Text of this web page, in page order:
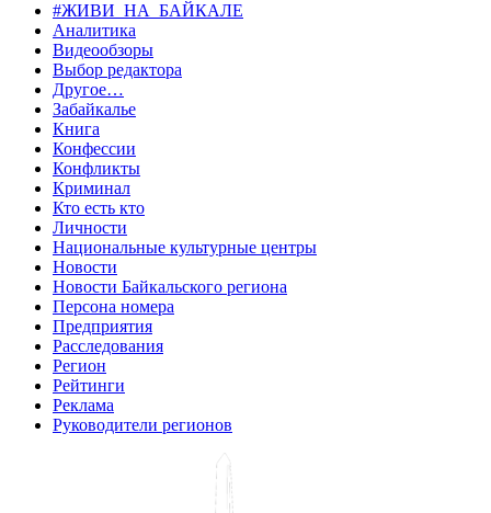
#ЖИВИ_НА_БАЙКАЛЕ
Аналитика
Видеообзоры
Выбор редактора
Другое…
Забайкалье
Книга
Конфессии
Конфликты
Криминал
Кто есть кто
Личности
Национальные культурные центры
Новости
Новости Байкальского региона
Персона номера
Предприятия
Расследования
Регион
Рейтинги
Реклама
Руководители регионов